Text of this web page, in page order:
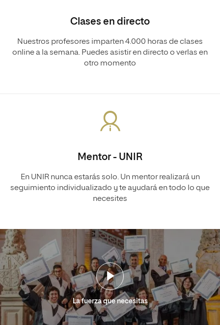
Clases en directo
Nuestros profesores imparten 4.000 horas de clases
online a la semana. Puedes asistir en directo o verlas en
otro momento
Mentor - UNIR
En UNIR nunca estarás solo. Un mentor realizará un
seguimiento individualizado y te ayudará en todo lo que
necesites
La fuerza que necesitas